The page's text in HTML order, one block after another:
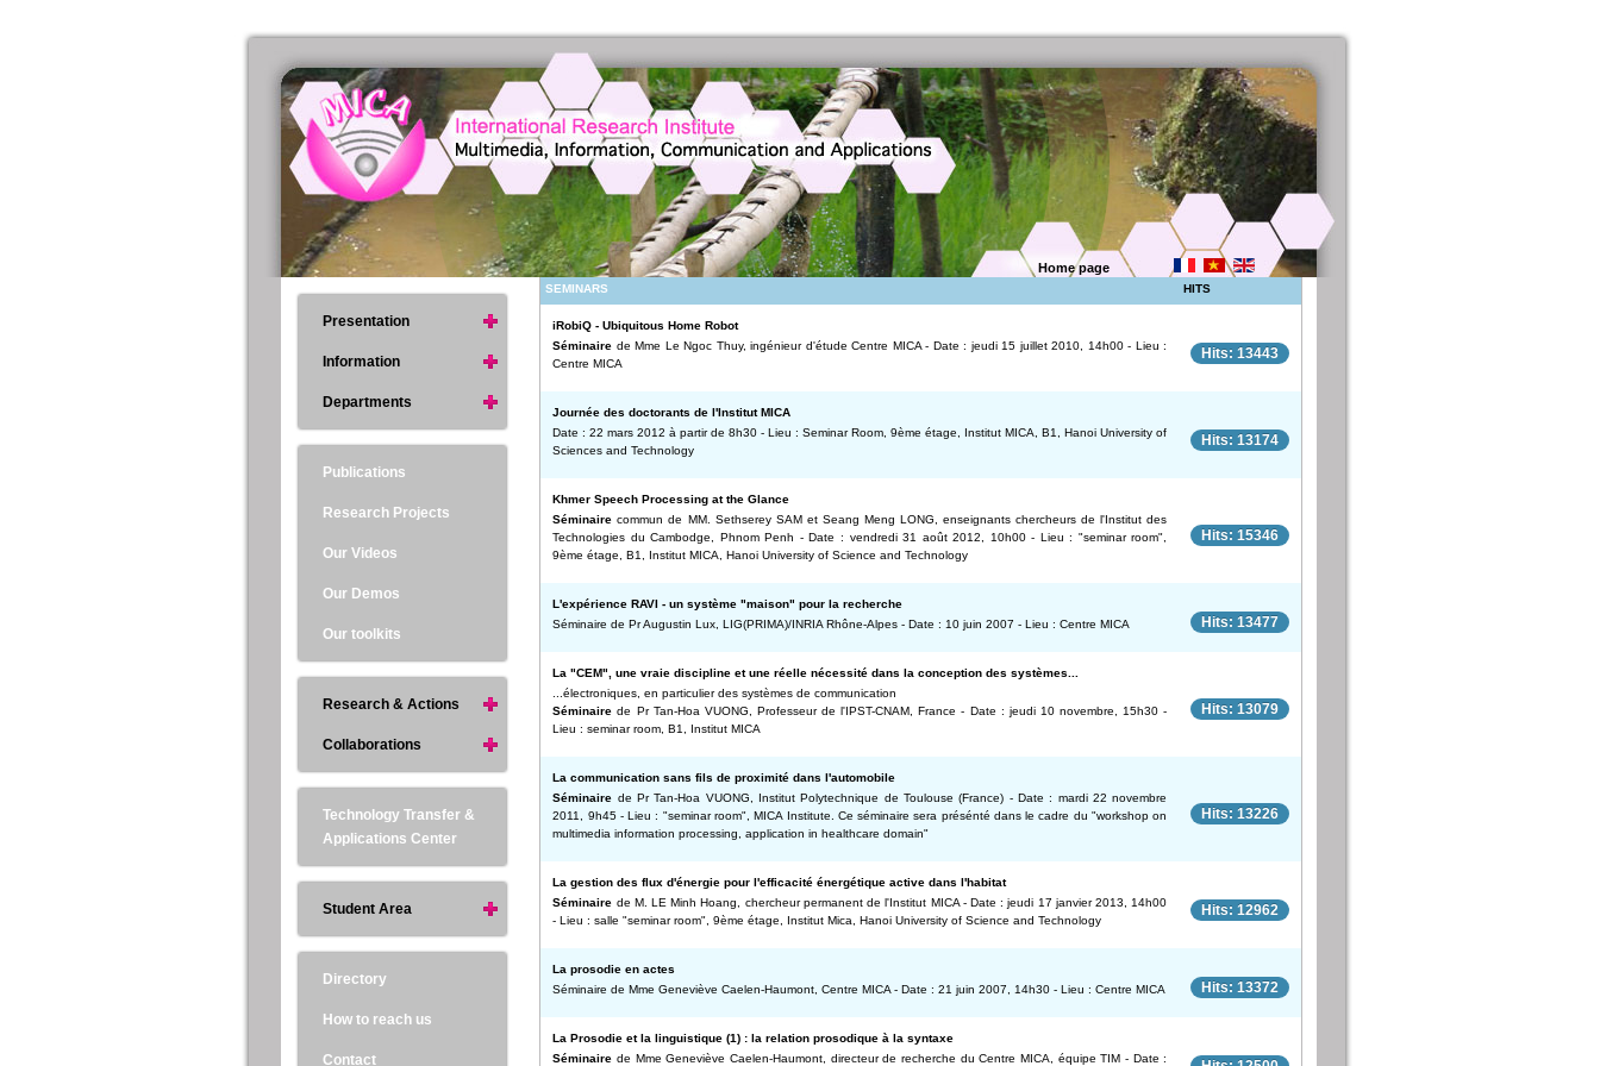
Home page
SEMINARS HITS
iRobiQ - Ubiquitous Home Robot
Séminaire de Mme Le Ngoc Thuy, ingénieur d'étude Centre MICA - Date : jeudi 15 juillet 2010, 14h00 - Lieu :
Centre MICA
Hits: 13443
Journée des doctorants de l'Institut MICA
Date : 22 mars 2012 à partir de 8h30 - Lieu : Seminar Room, 9ème étage, Institut MICA, B1, Hanoi University of
Sciences and Technology
Hits: 13174
Khmer Speech Processing at the Glance
Séminaire commun de MM. Sethserey SAM et Seang Meng LONG, enseignants chercheurs de l'Institut des
Technologies du Cambodge, Phnom Penh - Date : vendredi 31 août 2012, 10h00 - Lieu : "seminar room",
9ème étage, B1, Institut MICA, Hanoi University of Science and Technology
Hits: 15346
L'expérience RAVI - un système "maison" pour la recherche
Séminaire de Pr Augustin Lux, LIG(PRIMA)/INRIA Rhône-Alpes - Date : 10 juin 2007 - Lieu : Centre MICA
Hits: 13477
La "CEM", une vraie discipline et une réelle nécessité dans la conception des systèmes...
...électroniques, en particulier des systèmes de communication
Séminaire de Pr Tan-Hoa VUONG, Professeur de l'IPST-CNAM, France - Date : jeudi 10 novembre, 15h30 -
Lieu : seminar room, B1, Institut MICA
Hits: 13079
La communication sans fils de proximité dans l'automobile
Séminaire de Pr Tan-Hoa VUONG, Institut Polytechnique de Toulouse (France) - Date : mardi 22 novembre
2011, 9h45 - Lieu : "seminar room", MICA Institute. Ce séminaire sera présénté dans le cadre du "workshop on
multimedia information processing, application in healthcare domain"
Hits: 13226
La gestion des flux d'énergie pour l'efficacité énergétique active dans l'habitat
Séminaire de M. LE Minh Hoang, chercheur permanent de l'Institut MICA - Date : jeudi 17 janvier 2013, 14h00
- Lieu : salle "seminar room", 9ème étage, Institut Mica, Hanoi University of Science and Technology
Hits: 12962
La prosodie en actes
Séminaire de Mme Geneviève Caelen-Haumont, Centre MICA - Date : 21 juin 2007, 14h30 - Lieu : Centre MICA
Hits: 13372
La Prosodie et la linguistique (1) : la relation prosodique à la syntaxe
Séminaire de Mme Geneviève Caelen-Haumont, directeur de recherche du Centre MICA, équipe TIM - Date :
Presentation
Information
Departments
Publications
Research Projects
Our Videos
Our Demos
Our toolkits
Research & Actions
Collaborations
Technology Transfer &
Applications Center
Student Area
Directory
How to reach us
Contact